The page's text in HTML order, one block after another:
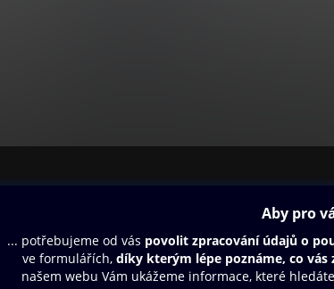
Aplikace a hry
SMS/MMS Info
Blog
Dárkový poukaz
Nápověda